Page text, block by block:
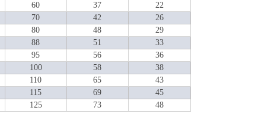
60 37
22
70 42
26
80 48
29
88 51
33
95 56
36
100 58
38
110 65
43
115 69
45
125 73 48